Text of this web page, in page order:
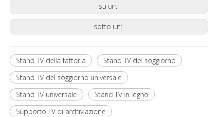
su un:
sotto un:
Stand TV della fattoria
Stand TV del soggiorno
Stand TV del soggiorno universale
Stand TV universale
Stand TV in legno
Supporto TV di archiviazione